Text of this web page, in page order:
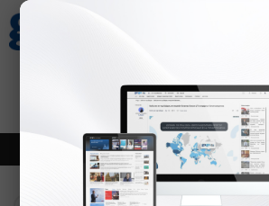
Зурхай
8.08
Онцлох Шинэ